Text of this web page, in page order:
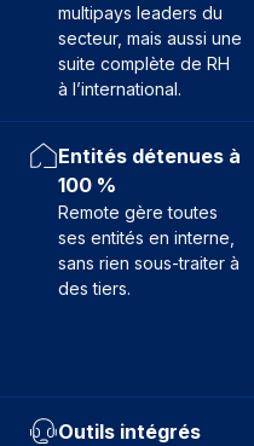
multipays leaders du
secteur, mais aussi une
suite complète de RH
à l’international.
Entités détenues à
100 %
Remote gère toutes
ses entités en interne,
sans rien sous-traiter à
des tiers.
Outils intégrés